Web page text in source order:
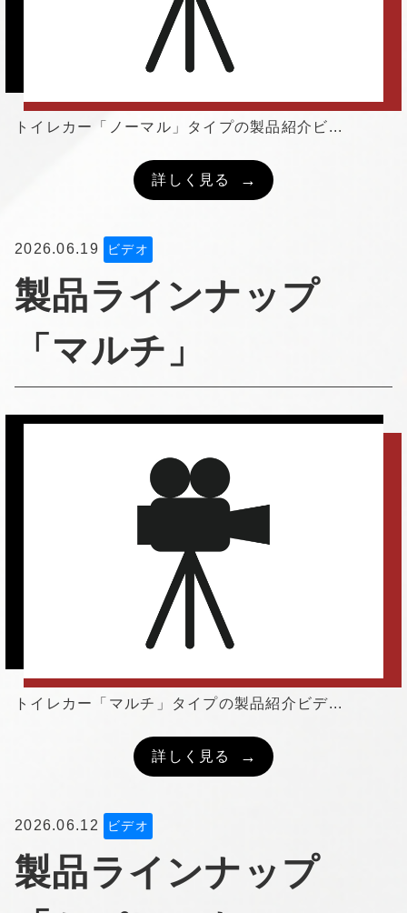
トイレカー「ノーマル」タイプの製品紹介ビ...
詳しく見る
2026.06.19 ビデオ
製品ラインナップ
「マルチ」
トイレカー「マルチ」タイプの製品紹介ビデ...
詳しく見る
2026.06.12 ビデオ
製品ラインナップ